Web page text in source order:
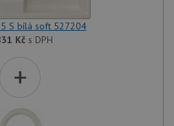
5 S bílá soft 527204
Kčs DPH
+